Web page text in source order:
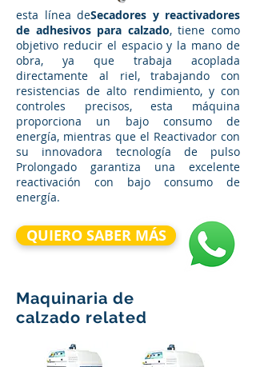
esta línea deSecadores y reactivadores
de adhesivos para calzado, tiene como
objetivo reducir el espacio y la mano de
obra, ya que trabaja acoplada
directamente al riel, trabajando con
resistencias de alto rendimiento, y con
controles precisos, esta máquina
proporciona un bajo consumo de
energía, mientras que el Reactivador con
su innovadora tecnología de pulso
Prolongado garantiza una excelente
reactivación con bajo consumo de
energía.
Maquinaria de
calzado related
QUIERO SABER MÁS